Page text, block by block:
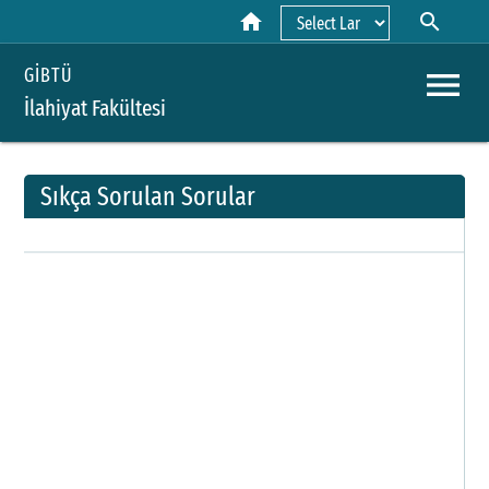
home search
GİBTÜ
İlahiyat Fakültesi
menu
Sıkça Sorulan Sorular